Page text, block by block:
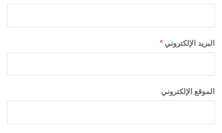
البريد الإلكتروني *
الموقع الإلكتروني